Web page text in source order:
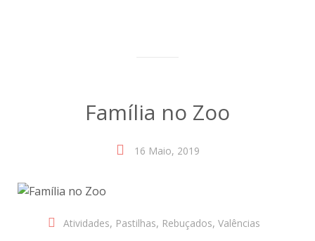
Família no Zoo
16 Maio, 2019
Atividades, Pastilhas, Rebuçados, Valências